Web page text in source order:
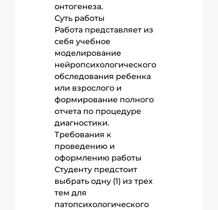
онтогенеза.
Суть работы
Работа представляет из
себя учебное
моделирование
нейропсихологического
обследования ребенка
или взрослого и
формирование полного
отчета по процедуре
диагностики.
Требования к
проведению и
оформлению работы
Студенту предстоит
выбрать одну (1) из трех
тем для
патопсихологического